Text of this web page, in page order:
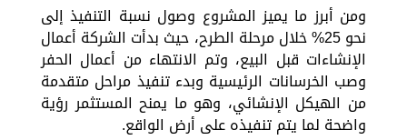
ومن أبرز ما يميز المشروع وصول نسبة التنفيذ إلى
نحو 25% خلال مرحلة الطرح، حيث بدأت الشركة أعمال
الإنشاءات قبل البيع، وتم الانتهاء من أعمال الحفر
وصب الخرسانات الرئيسية وبدء تنفيذ مراحل متقدمة
من الهيكل الإنشائي، وهو ما يمنح المستثمر رؤية
واضحة لما يتم تنفيذه على أرض الواقع.